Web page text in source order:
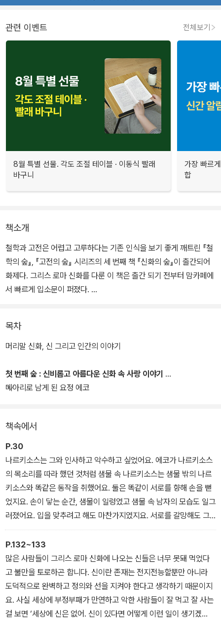
관련 이벤트 전체보기
8월 특별 선물. 각도 조절 테이블 · 이동식 빨래
바구니
가장 빠르
합
책소개
철학과 고전은 어렵고 고루하다는 기존 인식을 보기 좋게 깨트린 『철
학의 숲』, 『고전의 숲』 시리즈의 세 번째 책 『신화의 숲』이 출간되어
화제다. 그리스 로마 신화를 다룬 이 책은 출간 되기 전부터 맘카페에
서 빠르게 입소문이 퍼졌다.
및 강연에서 그리스 로마 신화 이야기와 그 가치를 누구나 이해하기
쉽고 재밌게 설명해 서양 고전 열풍을 이끈 고전학자, 서울대 김헌 교
로 삶이 괴롭고 힘들 때 고대 그리스의 서사시를 읽으며 나아갈 힘과
답을 찾았기 때문이다. 그렇기에 저자는 자라나는 청소년이 신화 이
목차
머리말 신화, 신 그리고 인간의 이야기
첫 번째 숲 : 신비롭고 아름다운 신화 속 사랑 이야기
메아리로 남게 된 요정 에코
책속에서
P.30
나르키소스는 그와 인사하고 악수하고 싶었어요. 에코가 나르키소스
의 목소리를 따라 했던 것처럼 샘물 속 나르키소스는 샘물 밖의 나르
키소스와 똑같은 동작을 취했어요. 둘은 똑같이 서로를 향해 손을 뻗
었지요. 손이 닿는 순간, 샘물이 일렁였고 샘물 속 남자의 모습도 일그
러졌어요. 입을 맞추려고 해도 마찬가지였지요. 서로를 갈망해도 그
들의 만남은 결코 이루어질 수 없었어요. 마침내 나르키소스는 모든
것을 깨달았어요.
“내 가슴에 사랑을 피운 남자는 바로 나구나. 물에 비친 나의 모상(模
相)이구나! 내 가슴에 사랑의 불꽃을 지핀 자가 바로 나라니, 내가 불
을 붙였고 그 불에 내가 타버리겠구나!”
P.132~133
많은 사람들이 그리스 로마 신화에 나오는 신들은 너무 못돼 먹었다
고 불만을 토로하곤 합니다. 신이란 존재는 전지전능할뿐만 아니라
도덕적으로 완벽하고 정의와 선을 지켜야 한다고 생각하기 때문이지
요. 사실 세상에 부정부패가 만연하고 악한 사람들이 잘 먹고 잘 사는
걸 보면 ‘세상에 신은 없어. 신이 있다면 어떻게 이런 일이 생기겠